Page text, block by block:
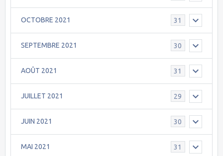
OCTOBRE 2021 31
SEPTEMBRE 2021 30
AOÛT 2021 31
JUILLET 2021 29
JUIN 2021 30
MAI 2021 31